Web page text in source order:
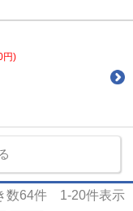
円)
数64件 1-20件表示